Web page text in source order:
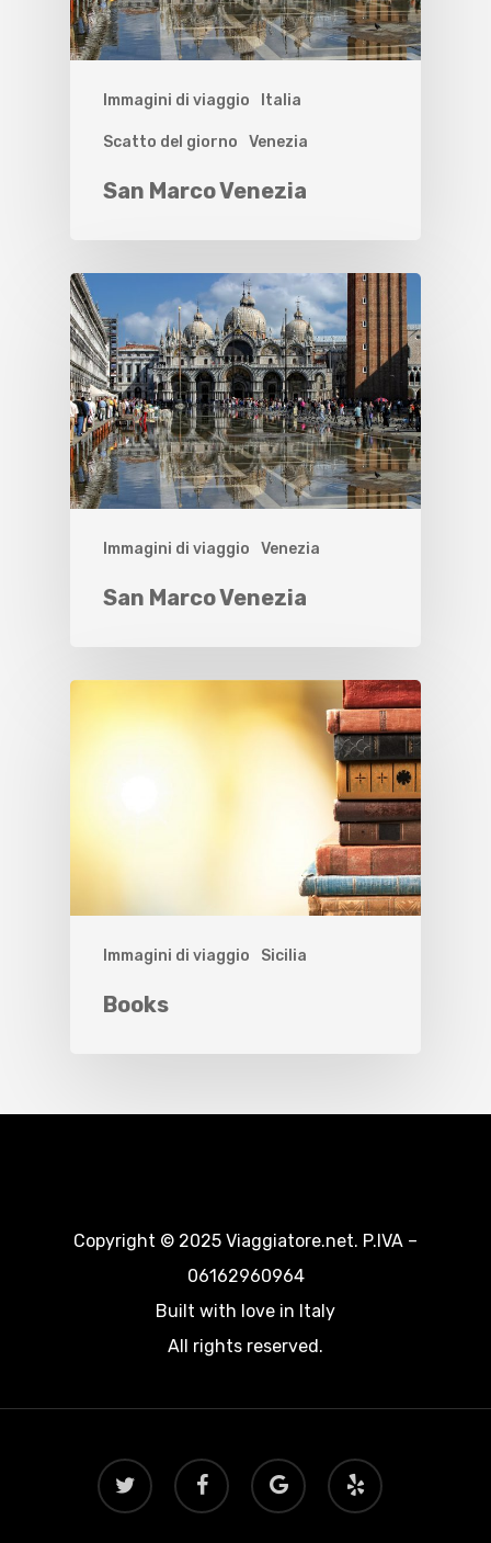
Immagini di viaggio Italia
Scatto del giorno Venezia
San Marco Venezia
Immagini di viaggio Venezia
San Marco Venezia
Immagini di viaggio Sicilia
Books
Copyright © 2025 Viaggiatore.net. P.IVA –
06162960964
Built with love in Italy
All rights reserved.
twitter facebook
google-
plus
yelp